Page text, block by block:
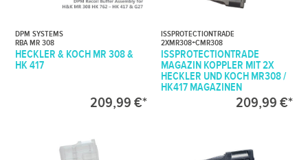
DPM SYSTEMS
RBA MR 308
HECKLER & KOCH MR 308 &
HK 417
209,99 €*
ISSPROTECTIONTRADE
2XMR308+CMR308
ISSPROTECTIONTRADE
MAGAZIN KOPPLER MIT 2X
HECKLER UND KOCH MR308 /
HK417 MAGAZINEN
209,99 €*